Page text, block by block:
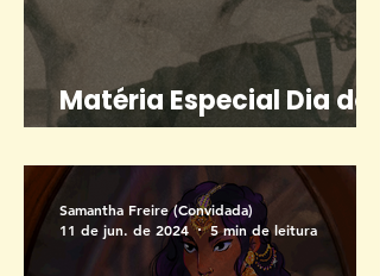
Matéria Especial Dia do
Cinema Brasileiro
Samantha Freire (Convidada)
11 de jun. de 2024
5 min de leitura